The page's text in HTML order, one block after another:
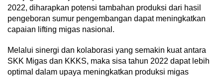
2022, diharapkan potensi tambahan produksi dari hasil
pengeboran sumur pengembangan dapat meningkatkan
capaian lifting migas nasional.
Melalui sinergi dan kolaborasi yang semakin kuat antara
SKK Migas dan KKKS, maka sisa tahun 2022 dapat lebih
optimal dalam upaya meningkatkan produksi migas